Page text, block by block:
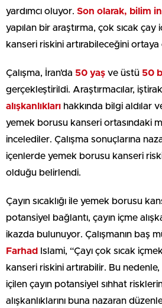
yardımcı oluyor. Son olarak, bilim
yapılan bir araştırma, çok sıcak
kanseri riskini artırabileceğini ortaya
Çalışma, İran’da 50 yaş ve üstü 50
gerçekleştirildi. Araştırmacılar,
alışkanlıkları hakkında bilgi aldılar
yemek borusu kanseri ortasındaki
incelediler. Çalışma sonuçlarına
içenlerde yemek borusu kanseri
olduğu belirlendi.
Çayın sıcaklığı ile yemek borusu
potansiyel bağlantı, çayın içme
ikazda bulunuyor. Çalışmanın baş
Farhad
Islami, “Çayı çok sıcak
kanseri riskini artırabilir. Bu
içilen çayın potansiyel sıhhat
alışkanlıklarını buna nazaran